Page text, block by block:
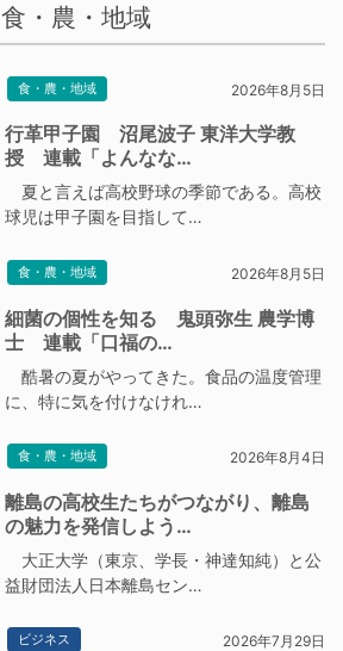
食・農・地域
食・農・地域 2026年8月5日
行革甲子園 沼尾波子 東洋大学教
授 連載「よんなな…
夏と言えば高校野球の季節である。高校
球児は甲子園を目指して…
食・農・地域 2026年8月5日
細菌の個性を知る 鬼頭弥生 農学博
士 連載「口福の…
酷暑の夏がやってきた。食品の温度管理
に、特に気を付けなけれ…
食・農・地域 2026年8月4日
離島の高校生たちがつながり、離島
の魅力を発信しよう…
大正大学（東京、学長・神達知純）と公
益財団法人日本離島セン…
ビジネス 2026年7月29日